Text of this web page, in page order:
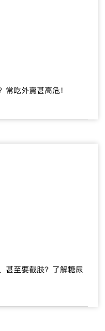
常吃外賣甚高危！
甚至要截肢？了解糖尿